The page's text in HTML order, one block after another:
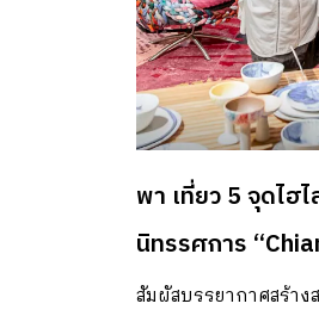
พา เที่ยว 5 จุดไฮ
นิทรรศการ
2023”
สัมผัสบรรยากาศสร้าง